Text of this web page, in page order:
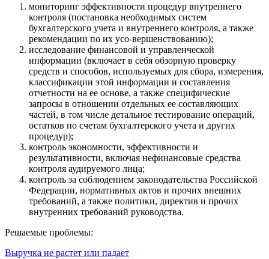
мониторинг эффективности процедур внутреннего
контроля (постановка необходимых систем
бухгалтерского учета и внутреннего контроля, а также
рекомендации по их усо-вершенствованию);
исследование финансовой и управленческой
информации (включает в себя обзорную проверку
средств и способов, используемых для сбора, измерения,
классификации этой информации и составления
отчетности на ее основе, а также специфические
запросы в отношении отдельных ее составляющих
частей, в том числе детальное тестирование операций,
остатков по счетам бухгалтерского учета и других
процедур);
контроль экономности, эффективности и
результативности, включая нефинансовые средства
контроля аудируемого лица;
контроль за соблюдением законодательства Российской
Федерации, нормативных актов и прочих внешних
требований, а также политики, директив и прочих
внутренних требований руководства.
Решаемые проблемы:
Выручка не растет или падает